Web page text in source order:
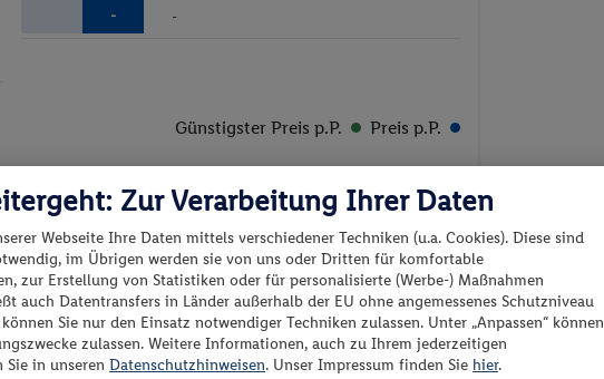
- -
Günstigster Preis p.P. Preis p.P.
los?
Zur Verarbeitung Ihrer Daten
Webseite Ihre Daten mittels verschiedener Techniken (u.a. Cookies). Diese sind
im Übrigen werden sie von uns oder Dritten für komfortable
zur Erstellung von Statistiken oder für personalisierte (Werbe-) Maßnahmen
auch Datentransfers in Länder außerhalb der EU ohne angemessenes Schutzniveau
Sie nur den Einsatz notwendiger Techniken zulassen. Unter „Anpassen“ können
zulassen. Weitere Informationen, auch zu Ihrem jederzeitigen
in unseren Datenschutzhinweisen. Unser Impressum finden Sie hier.